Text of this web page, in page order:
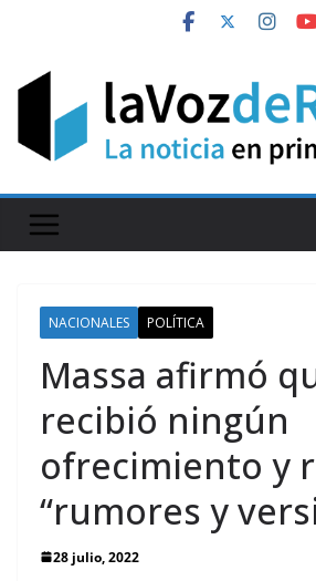
content
NACIONALES POLÍTICA
Massa afirmó
recibió ningún
ofrecimiento y
“rumores y
28 julio, 2022